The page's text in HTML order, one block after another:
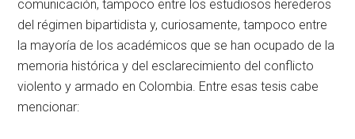
comunicación, tampoco entre los estudiosos herederos
del régimen bipartidista y, curiosamente, tampoco entre
la mayoría de los académicos que se han ocupado de la
memoria histórica y del esclarecimiento del conflicto
violento y armado en Colombia. Entre esas tesis cabe
mencionar: